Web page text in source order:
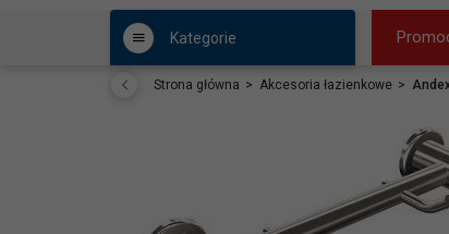
Kategorie
Strona główna Akcesoria łazienkowe